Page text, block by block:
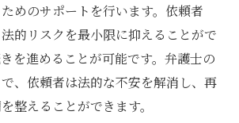
めのサポートを行います。依頼者
的リスクを最小限に抑えることがで
を進めることが可能です。弁護士の
、依頼者は法的な不安を解消し、再
整えることができます。